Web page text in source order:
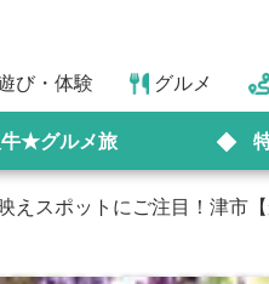
び・体験 グルメ
★グルメ旅
えスポットにご注目！津市